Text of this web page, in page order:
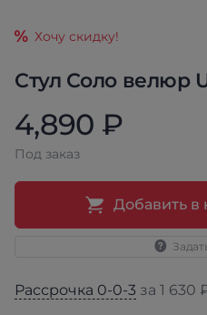
Стул Соло велюр
Хочу скидку!
4,890 ₽
Под заказ
Добавить в
Рассрочка 0-0-3 за 1 630